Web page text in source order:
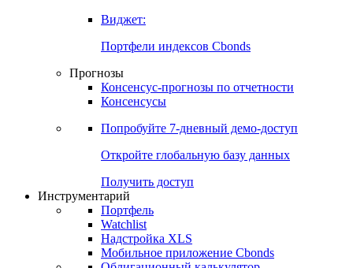
Виджет:
Портфели индексов Cbonds
Прогнозы
Консенсус-прогнозы по отчетности
Консенсусы
Попробуйте 7-дневный демо-доступ
Откройте глобальную базу данных
Получить доступ
Инструментарий
Портфель
Watchlist
Надстройка XLS
Мобильное приложение Cbonds